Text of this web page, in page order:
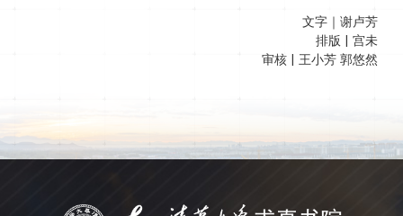
文字｜谢卢芳
排版 | 宫未
审核 | 王小芳 郭悠然